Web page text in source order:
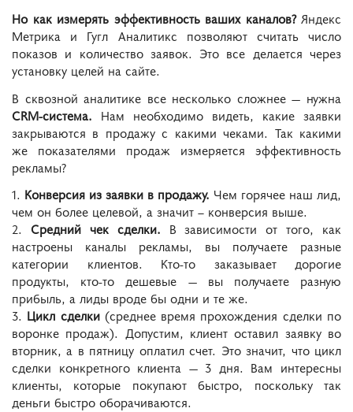
Но как измерять эффективность ваших каналов?Яндекс
Метрика и Гугл Аналитикс позволяют считать число
показов и количество заявок. Это все делается через
установку целей на сайте.
В сквозной аналитике все несколько сложнее — нужна
CRM-система. Нам необходимо видеть, какие заявки
закрываются в продажу с какими чеками. Так какими
же показателями продаж измеряется эффективность
рекламы?
1. Конверсия из заявки в продажу. Чем горячее наш лид,
чем он более целевой, а значит – конверсия выше.
2. Средний чек сделки. В зависимости от того, как
настроены каналы рекламы, вы получаете разные
категории клиентов. Кто-то заказывает дорогие
продукты, кто-то дешевые — вы получаете разную
прибыль, а лиды вроде бы одни и те же.
3. Цикл сделки(среднее время прохождения сделки по
воронке продаж). Допустим, клиент оставил заявку во
вторник, а в пятницу оплатил счет. Это значит, что цикл
сделки конкретного клиента — 3 дня. Вам интересны
клиенты, которые покупают быстро, поскольку так
деньги быстро оборачиваются.